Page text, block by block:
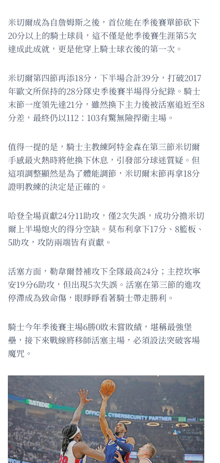
米切爾成為自詹姆斯之後，首位能在季後賽單節砍下
20分以上的騎士球員，這不僅是他季後賽生涯第5次
達成此成就，更是他穿上騎士球衣後的第一次。
米切爾第四節再添18分，下半場合計39分，打破2017
年歐文所保持的28分隊史季後賽半場得分紀錄。騎士
末節一度領先達21分，雖然換下主力後被活塞追近至8
分差，最終仍以112：103有驚無險捍衛主場。
值得一提的是，騎士主教練阿特金森在第三節米切爾
手感最火熱時將他換下休息，引發部分球迷質疑。但
這項調整顯然是為了體能調節，米切爾末節再拿18分
證明教練的決定是正確的。
哈登全場貢獻24分11助攻，僅2次失誤，成功分擔米切
爾上半場熄火的得分空缺。莫布利拿下17分、8籃板、
5助攻，攻防兩端皆有貢獻。
活塞方面，勒韋爾替補攻下全隊最高24分；主控坎寧
安19分6助攻，但出現5次失誤。活塞在第三節的進攻
停滯成為致命傷，眼睜睜看著騎士帶走勝利。
騎士今年季後賽主場6勝0敗未嘗敗績，堪稱最強堡
壘，接下來戰線將移師活塞主場，必須設法突破客場
魔咒。